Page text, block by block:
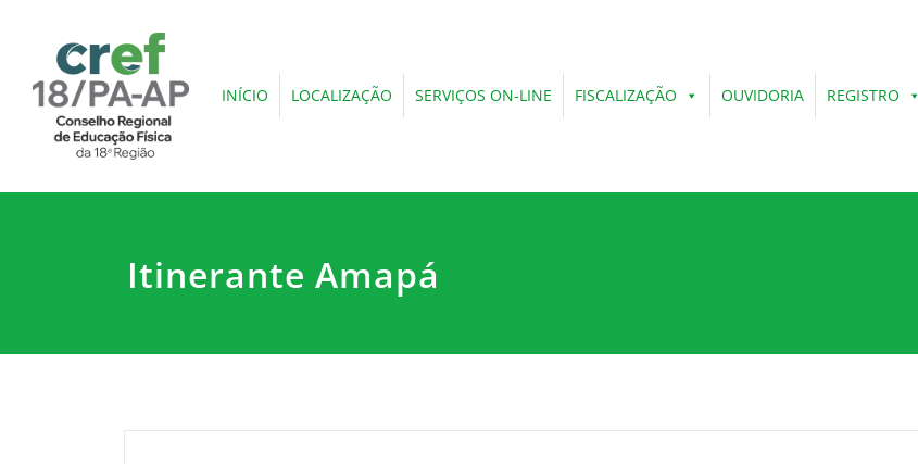
INÍCIO LOCALIZAÇÃO SERVIÇOS ON-LINE FISCALIZAÇÃO OUVIDORIA REGISTRO
Itinerante Amapá